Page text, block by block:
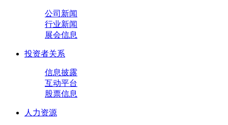
公司新闻
行业新闻
展会信息
投资者关系
信息披露
互动平台
股票信息
人力资源